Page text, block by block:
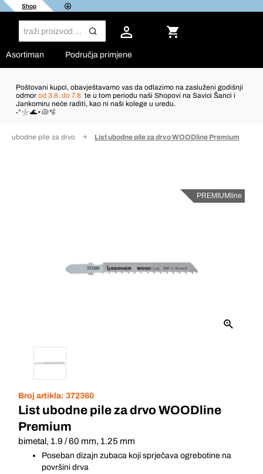
Shop
Asortiman Područja primjene
Poštovani kupci, obavještavamo vas da odlazimo na zasluženi godišnji
odmor od 3.8. do 7.8. te u tom periodu naši Shopovi na Savici Šanci i
Jankomiru neće raditi, kao ni naši kolege u uredu.
˖°𓇼🌊⋆🐚🫧
ubodne pile za drvo List ubodne pile za drvo WOODline Premium
PREMIUMline
Broj artikla: 372360
List ubodne pile za drvo WOODline
Premium
bimetal, 1.9 / 60 mm, 1.25 mm
Poseban dizajn zubaca koji sprječava ogrebotine na
površini drva